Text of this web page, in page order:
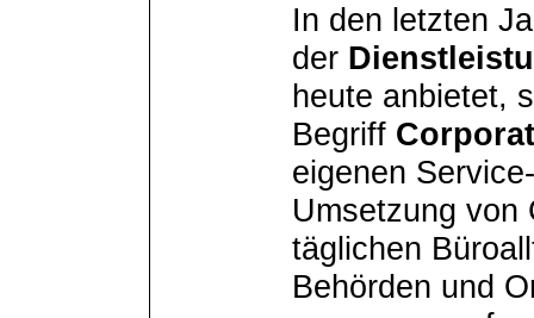
In den letzten
der
heute anbietet,
Begriff
eigenen
Umsetzung von
täglichen
Behörden und